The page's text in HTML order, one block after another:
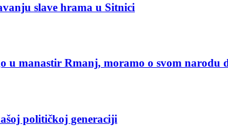
slave hrama u Sitnici
u manastir Rmanj, moramo o svom narodu
političkoj generaciji